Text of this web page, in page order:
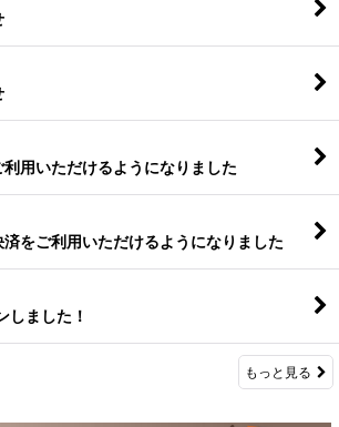
用いただけるようになりました
をご利用いただけるようになりました
しました！
もっと見る